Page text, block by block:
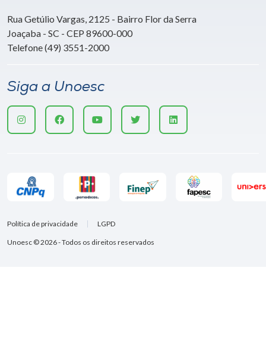
Rua Getúlio Vargas, 2125 - Bairro Flor da Serra
Joaçaba - SC - CEP 89600-000
Telefone (49) 3551-2000
Siga a Unoesc
Unoesc © 2026 - Todos os direitos reservados
Política de privacidade LGPD